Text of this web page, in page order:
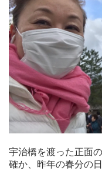
宇治橋を渡った正面
確か、昨年の春分の